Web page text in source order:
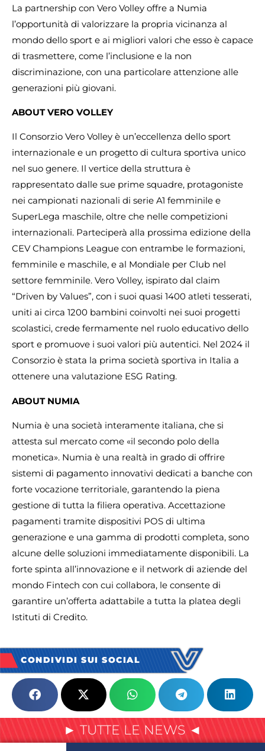
La partnership con Vero Volley offre a Numia
l’opportunità di valorizzare la propria vicinanza al
mondo dello sport e ai migliori valori che esso è capace
di trasmettere, come l’inclusione e la non
discriminazione, con una particolare attenzione alle
generazioni più giovani.
ABOUT VERO VOLLEY
Il Consorzio Vero Volley è un’eccellenza dello sport
internazionale e un progetto di cultura sportiva unico
nel suo genere. Il vertice della struttura è
rappresentato dalle sue prime squadre, protagoniste
nei campionati nazionali di serie A1 femminile e
SuperLega maschile, oltre che nelle competizioni
internazionali. Parteciperà alla prossima edizione della
CEV Champions League con entrambe le formazioni,
femminile e maschile, e al Mondiale per Club nel
settore femminile. Vero Volley, ispirato dal claim
“Driven by Values”, con i suoi quasi 1400 atleti tesserati,
uniti ai circa 1200 bambini coinvolti nei suoi progetti
scolastici, crede fermamente nel ruolo educativo dello
sport e promuove i suoi valori più autentici. Nel 2024 il
Consorzio è stata la prima società sportiva in Italia a
ottenere una valutazione ESG Rating.
ABOUT NUMIA
Numia è una società interamente italiana, che si
attesta sul mercato come «il secondo polo della
monetica». Numia è una realtà in grado di offrire
sistemi di pagamento innovativi dedicati a banche con
forte vocazione territoriale, garantendo la piena
gestione di tutta la filiera operativa. Accettazione
pagamenti tramite dispositivi POS di ultima
generazione e una gamma di prodotti completa, sono
alcune delle soluzioni immediatamente disponibili. La
forte spinta all’innovazione e il network di aziende del
mondo Fintech con cui collabora, le consente di
garantire un’offerta adattabile a tutta la platea degli
Istituti di Credito.
CONDIVIDI SUI SOCIAL
► TUTTE LE NEWS ◄